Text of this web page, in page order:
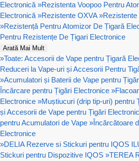
Electronică »Rezistenta Voopoo Pentru
Electronică »Rezistente OXVA »
»Rezistență Pentru Atomizor De Țigară
Pentru Rezistențe De Țigari Electronice
Arată Mai Mult
»Toate: Accesorii de Vape pentru Țigară
Reduceri la Vape-uri și Accesorii Pentru
»Acumulatori și Baterii de Vape pentru
Încărcare pentru Țigări Electronice »
Electronice »Muștiucuri (drip tip-uri) pentru
și Accesorii de Vape pentru Țigări
pentru Acumulatori de Vape »Încărcătoare
Electronice
»DELIA Rezerve si Stickuri pentru IQOS
Stickuri pentru Dispozitive IQOS »TEREA